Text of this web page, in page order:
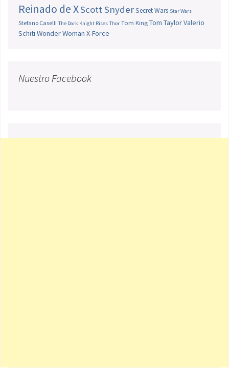
Reinado de XScott SnyderSecret Wars Star Wars
Stefano Caselli The Dark Knight Rises Thor Tom King Tom TaylorValerio
Schiti Wonder Woman X-Force
Nuestro Facebook